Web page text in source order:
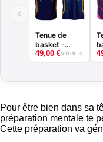
Tenue de
basket -
Tiger -
49,00 €VOIR →
Pour être bien dans sa
préparation mentale te
Cette préparation va